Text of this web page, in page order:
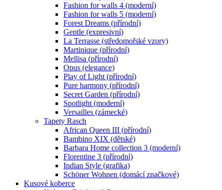
Fashion for walls 4 (moderní)
Fashion for walls 5 (moderní)
Forest Dreams (přírodní)
Gentle (expresivní)
La Terrasse (středomořské vzory)
Martinique (přírodní)
Mellisa (přírodní)
Opus (elegance)
Play of Light (přírodní)
Pure harmony (přírodní)
Secret Garden (přírodní)
Spotlight (moderní)
Versailles (zámecké)
Tapety Rasch
African Queen III (přírodní)
Bambino XIX (dětské)
Barbara Home collection 3 (moderní)
Florentine 3 (přírodní)
Indian Style (grafika)
Schöner Wohnen (domácí značkové)
Kusové koberce